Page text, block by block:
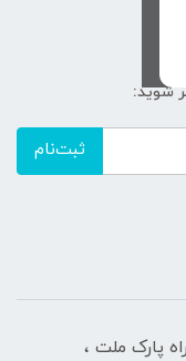
شوید:
ثبت‌نام
پارک ملت ،